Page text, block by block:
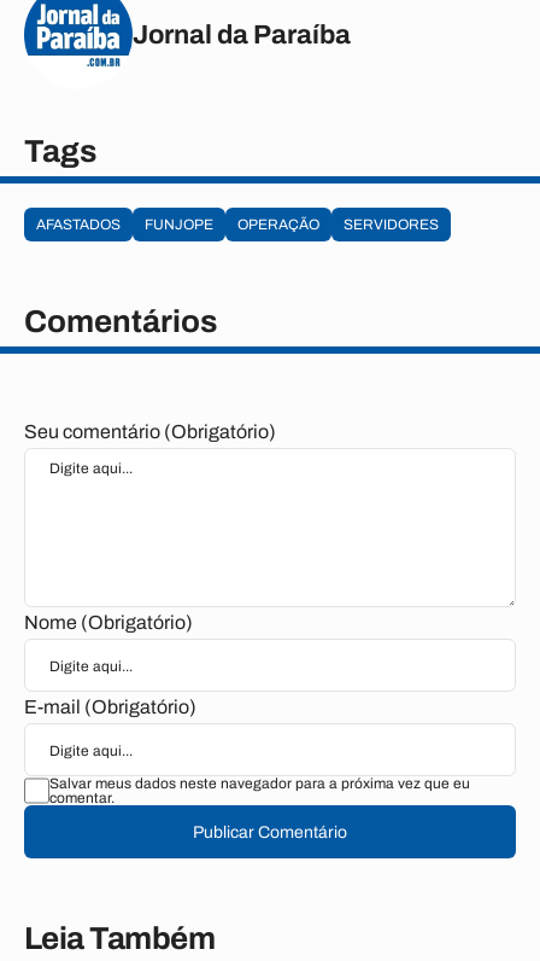
Jornal da Paraíba
Tags
AFASTADOS FUNJOPE OPERAÇÃO SERVIDORES
Comentários
Seu comentário (Obrigatório)
Nome (Obrigatório)
E-mail (Obrigatório)
Salvar meus dados neste navegador para a próxima vez que eu
comentar.
Publicar Comentário
Leia Também